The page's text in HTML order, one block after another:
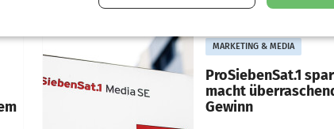
MARKETING & MEDIA
ProSiebenSat.1
macht
Gewinn